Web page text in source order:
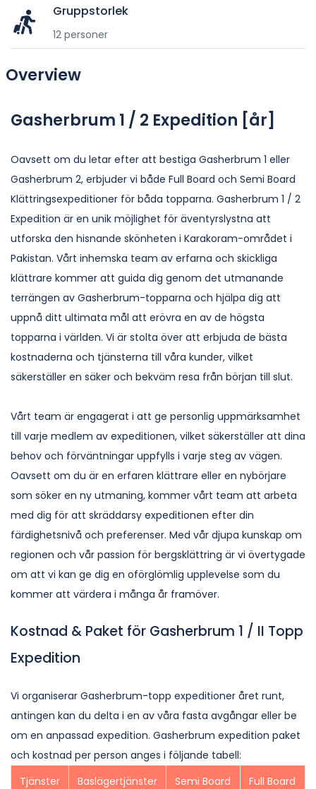
Gruppstorlek
12 personer
Overview
Gasherbrum 1 / 2 Expedition [år]
Oavsett om du letar efter att bestiga Gasherbrum 1 eller
Gasherbrum 2, erbjuder vi både Full Board och Semi Board
Klättringsexpeditioner för båda topparna. Gasherbrum 1 / 2
Expedition är en unik möjlighet för äventyrslystna att
utforska den hisnande skönheten i Karakoram-området i
Pakistan. Vårt inhemska team av erfarna och skickliga
klättrare kommer att guida dig genom det utmanande
terrängen av Gasherbrum-topparna och hjälpa dig att
uppnå ditt ultimata mål att erövra en av de högsta
topparna i världen. Vi är stolta över att erbjuda de bästa
kostnaderna och tjänsterna till våra kunder, vilket
säkerställer en säker och bekväm resa från början till slut.
Vårt team är engagerat i att ge personlig uppmärksamhet
till varje medlem av expeditionen, vilket säkerställer att dina
behov och förväntningar uppfylls i varje steg av vägen.
Oavsett om du är en erfaren klättrare eller en nybörjare
som söker en ny utmaning, kommer vårt team att arbeta
med dig för att skräddarsy expeditionen efter din
färdighetsnivå och preferenser. Med vår djupa kunskap om
regionen och vår passion för bergsklättring är vi övertygade
om att vi kan ge dig en oförglömlig upplevelse som du
kommer att värdera i många år framöver.
Kostnad & Paket för Gasherbrum 1 / II Topp
Expedition
Vi organiserar Gasherbrum-topp expeditioner året runt,
antingen kan du delta i en av våra fasta avgångar eller be
om en anpassad expedition. Gasherbrum expedition paket
och kostnad per person anges i följande tabell:
Tjänster
Baslägertjänster Semi Board Full Board